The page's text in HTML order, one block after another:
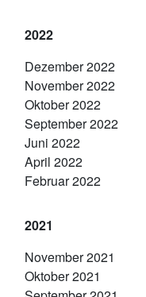
2022
Dezember 2022
November 2022
Oktober 2022
September 2022
Juni 2022
April 2022
Februar 2022
2021
November 2021
Oktober 2021